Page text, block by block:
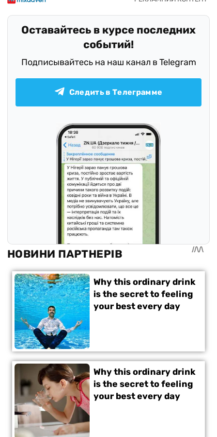
Оставайтесь в курсе последних
событий!
Подписывайтесь на наш канал в Telegram
Следить в Телеграмме